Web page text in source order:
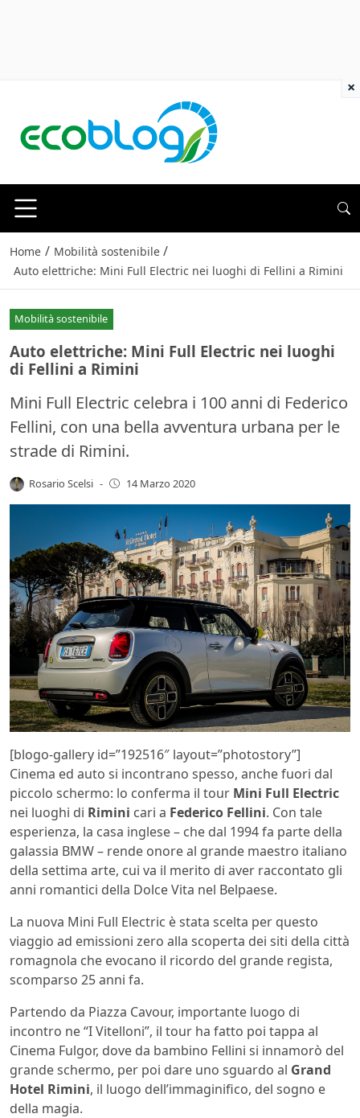
Home / Mobilità sostenibile /
Auto elettriche: Mini Full Electric nei luoghi di Fellini a Rimini
Mobilità sostenibile
Auto elettriche: Mini Full Electric nei luoghi
di Fellini a Rimini
Mini Full Electric celebra i 100 anni di Federico
Fellini, con una bella avventura urbana per le
strade di Rimini.
Rosario Scelsi - 14 Marzo 2020
[blogo-gallery id=”192516″ layout=”photostory”]
Cinema ed auto si incontrano spesso, anche fuori dal
piccolo schermo: lo conferma il tour Mini Full Electric
nei luoghi di Rimini cari a Federico Fellini. Con tale
esperienza, la casa inglese – che dal 1994 fa parte della
galassia BMW – rende onore al grande maestro italiano
della settima arte, cui va il merito di aver raccontato gli
anni romantici della Dolce Vita nel Belpaese.
La nuova Mini Full Electric è stata scelta per questo
viaggio ad emissioni zero alla scoperta dei siti della città
romagnola che evocano il ricordo del grande regista,
scomparso 25 anni fa.
Partendo da Piazza Cavour, importante luogo di
incontro ne “I Vitelloni”, il tour ha fatto poi tappa al
Cinema Fulgor, dove da bambino Fellini si innamorò del
grande schermo, per poi dare uno sguardo al Grand
Hotel Rimini, il luogo dell’immaginifico, del sogno e
della magia.
×